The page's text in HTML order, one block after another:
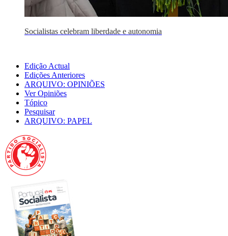
Socialistas celebram liberdade e autonomia
Edição Actual
Edições Anteriores
ARQUIVO: OPINIÕES
Ver Opiniões
Tópico
Pesquisar
ARQUIVO: PAPEL